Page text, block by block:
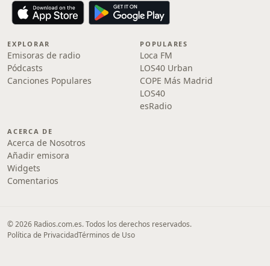
EXPLORAR
Emisoras de radio
Pódcasts
Canciones Populares
POPULARES
Loca FM
LOS40 Urban
COPE Más Madrid
LOS40
esRadio
ACERCA DE
Acerca de Nosotros
Añadir emisora
Widgets
Comentarios
© 2026 Radios.com.es. Todos los derechos reservados.
Política de PrivacidadTérminos de Uso